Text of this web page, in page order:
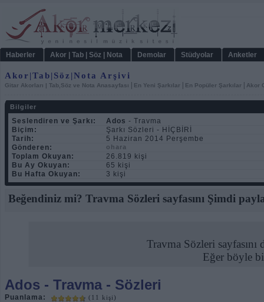
Haberler Akor | Tab | Söz | Nota Demolar Stüdyolar Anketler
Akor|Tab|Söz|Nota Arşivi
Gitar Akorları | Tab,Söz ve Nota Anasayfası En Yeni Şarkılar En Popüler Şarkılar Akor
Bilgiler
Seslendiren ve Şarkı: Ados - Travma
Biçim:
Şarkı Sözleri - HİÇBİRİ
Tarih:
5 Haziran 2014 Perşembe
Gönderen:
ohara
Toplam Okuyan:
26.819 kişi
Bu Ay Okuyan:
65 kişi
Bu Hafta Okuyan:
3 kişi
Beğendiniz mi? Travma Sözleri sayfasını Şimdi
Travma Sözleri
Eğer böyle
Ados - Travma - Sözleri
Puanlama: (11 kişi)